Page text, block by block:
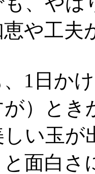
恵や工夫
1日か
が）とき
しい玉が
面白さ